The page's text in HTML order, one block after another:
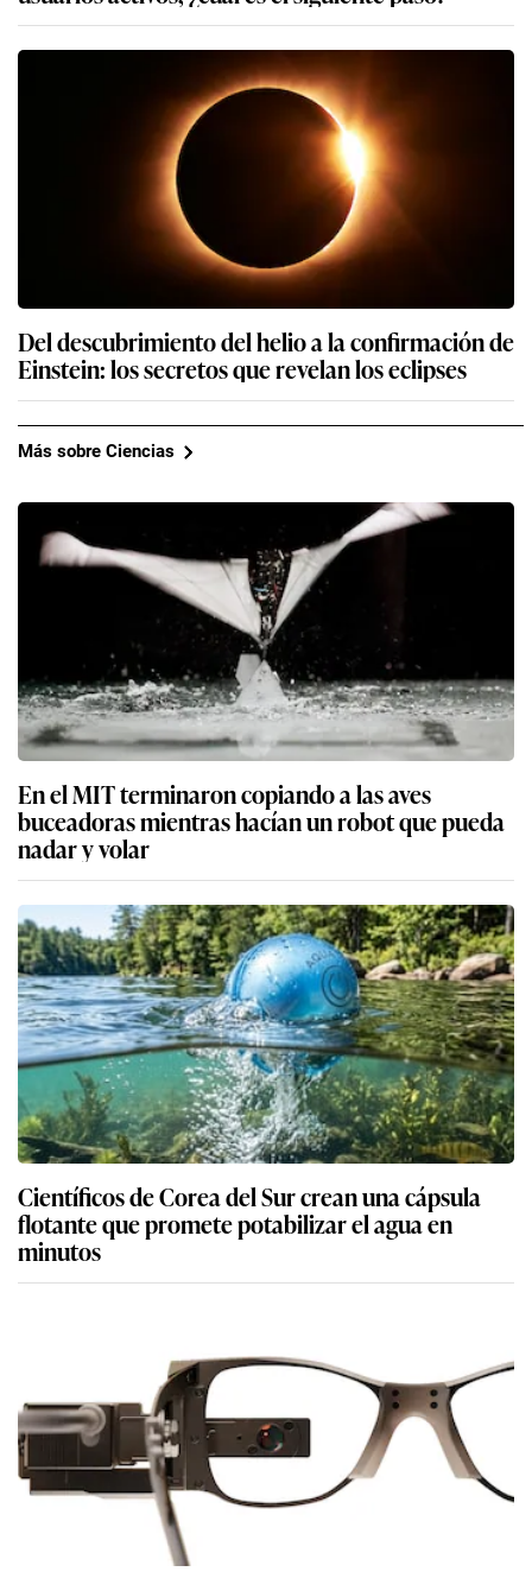
Del descubrimiento del helio a la confirmación de
Einstein: los secretos que revelan los eclipses
Más sobre Ciencias
En el MIT terminaron copiando a las aves
buceadoras mientras hacían un robot que pueda
nadar y volar
Científicos de Corea del Sur crean una cápsula
flotante que promete potabilizar el agua en
minutos